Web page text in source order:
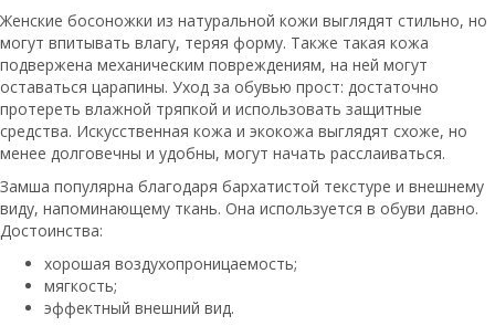
Женские босоножки из натуральной кожи выглядят стильно, но
могут впитывать влагу, теряя форму. Также такая кожа
подвержена механическим повреждениям, на ней могут
оставаться царапины. Уход за обувью прост: достаточно
протереть влажной тряпкой и использовать защитные
средства. Искусственная кожа и экокожа выглядят схоже, но
менее долговечны и удобны, могут начать расслаиваться.
Замша популярна благодаря бархатистой текстуре и внешнему
виду, напоминающему ткань. Она используется в обуви давно.
Достоинства:
хорошая воздухопроницаемость;
мягкость;
эффектный внешний вид.